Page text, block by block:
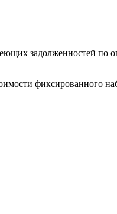
задолженностей по
фиксированного